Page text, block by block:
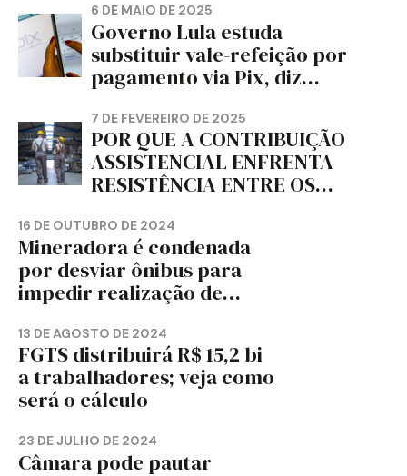
CORTIÇA E ARTEFATOS DE
PAPEL DO ESTADO DO
PARANÁ – FETRAPEL-PR
6 DE MAIO DE 2025
Governo Lula estuda
substituir vale-refeição por
pagamento via Pix, diz
7 DE FEVEREIRO DE 2025
POR QUE A CONTRIBUIÇÃO
ASSISTENCIAL ENFRENTA
RESISTÊNCIA ENTRE OS
16 DE OUTUBRO DE 2024
Mineradora é condenada
por desviar ônibus para
impedir realização de
13 DE AGOSTO DE 2024
FGTS distribuirá R$ 15,2 bi
a trabalhadores; veja como
será o cálculo
23 DE JULHO DE 2024
Câmara pode pautar